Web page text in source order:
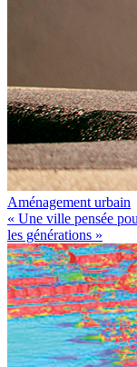
Aménagement urbain
« Une ville pensée
les générations »